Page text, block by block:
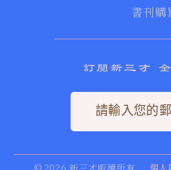
書刊購
訂閱新三才